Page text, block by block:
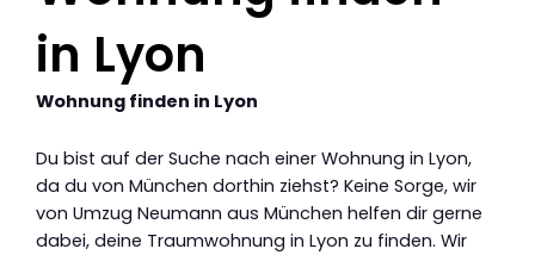
in Lyon
Wohnung finden in Lyon
Du bist auf der Suche nach einer Wohnung in Lyon,
da du von München dorthin ziehst? Keine Sorge, wir
von Umzug Neumann aus München helfen dir gerne
dabei, deine Traumwohnung in Lyon zu finden. Wir